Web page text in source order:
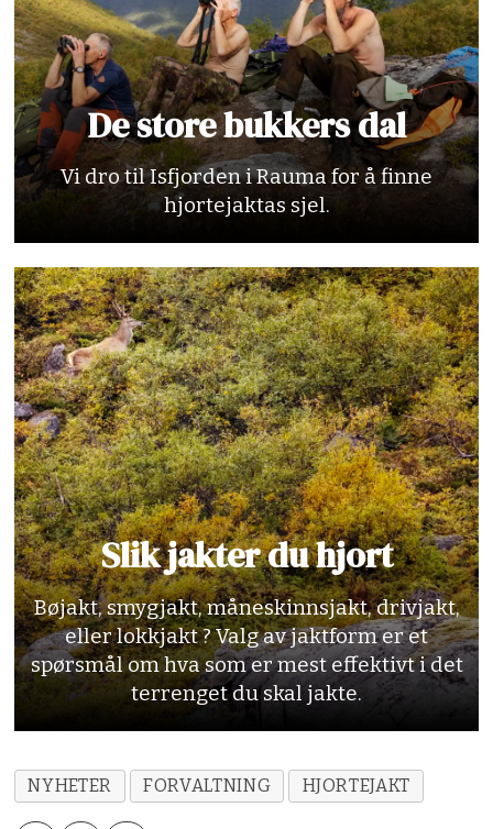
De store bukkers dal
Vi dro til Isfjorden i Rauma for å finne
hjortejaktas sjel.
Slik jakter du hjort
Bøjakt, smygjakt, måneskinnsjakt, drivjakt,
eller lokkjakt ? Valg av jaktform er et
spørsmål om hva som er mest effektivt i det
terrenget du skal jakte.
NYHETER FORVALTNING HJORTEJAKT